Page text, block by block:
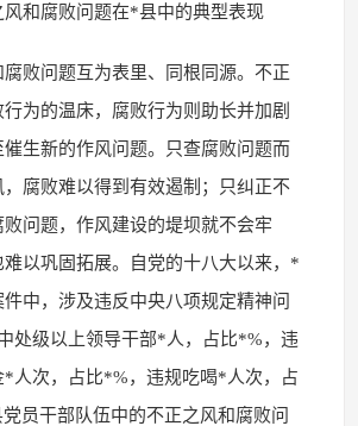
风和腐败问题在*县中的典型表现
败问题互为表里、同根同源。不正
为的温床，腐败行为则助长并加剧
生新的作风问题。只查腐败问题而
腐败难以得到有效遏制；只纠正不
败问题，作风建设的堤坝就不会牢
难以巩固拓展。自党的十八大以来，*
中，涉及违反中央八项规定精神问
处级以上领导干部*人，占比*%，违
*人次，占比*%，违规吃喝*人次，占
员干部队伍中的不正之风和腐败问